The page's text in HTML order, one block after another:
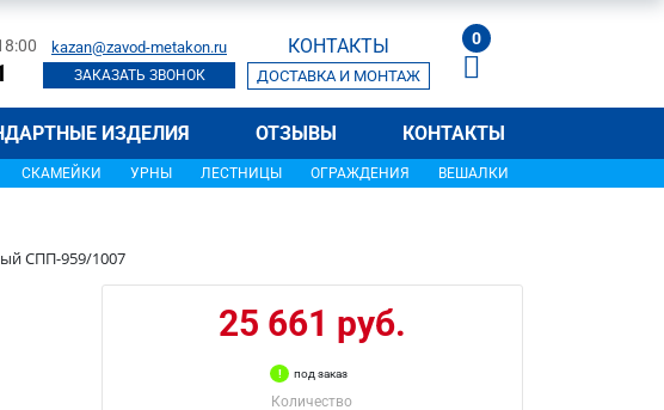
kazan@zavod-metakon.ru
ЗАКАЗАТЬ ЗВОНОК
КОНТАКТЫ
ДОСТАВКА И МОНТАЖ
0
ИЗДЕЛИЯ ОТЗЫВЫ КОНТАКТЫ
СКАМЕЙКИ УРНЫ ЛЕСТНИЦЫ ОГРАЖДЕНИЯ ВЕШАЛКИ
СПП-959/1007
25 661 руб.
под заказ
Количество